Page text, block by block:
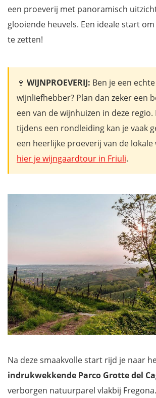
een proeverij met panoramisch
glooiende heuvels. Een ideale start
te zetten!
🍷 WIJNPROEVERIJ: Ben je een echte
wijnliefhebber? Plan dan zeker een
een van de wijnhuizen in deze regio.
tijdens een rondleiding kan je vaak
een heerlijke proeverij van de lokale
hier je wijngaardtour in Friuli.
Na deze smaakvolle start rijd je naar
indrukwekkende Parco Grotte del
verborgen natuurparel vlakbij